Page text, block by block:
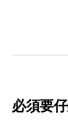
必須要